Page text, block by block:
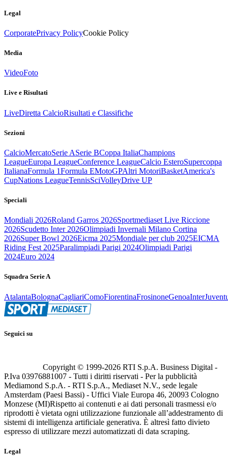
Legal
CorporatePrivacy PolicyCookie Policy
Media
VideoFoto
Live e Risultati
LiveDiretta CalcioRisultati e Classifiche
Sezioni
CalcioMercatoSerie ASerie BCoppa ItaliaChampions
LeagueEuropa LeagueConference LeagueCalcio EsteroSupercoppa
ItalianaFormula 1Formula EMotoGPAltri MotoriBasketAmerica's
CupNations LeagueTennisSciVolleyDrive UP
Speciali
Mondiali 2026Roland Garros 2026Sportmediaset Live Riccione
2026Scudetto Inter 2026Olimpiadi Invernali Milano Cortina
2026Super Bowl 2026Eicma 2025Mondiale per club 2025EICMA
Riding Fest 2025Paralimpiadi Parigi 2024Olimpiadi Parigi
2024Euro 2024
Squadra Serie A
AtalantaBolognaCagliariComoFiorentinaFrosinoneGenoaInter
Seguici su
Copyright © 1999-2026 RTI S.p.A. Business Digital -
P.Iva 03976881007 - Tutti i diritti riservati - Per la pubblicità
Mediamond S.p.A. - RTI S.p.A., Mediaset N.V., sede legale
Amsterdam (Paesi Bassi) - Uffici Viale Europa 46, 20093 Cologno
Monzese (MI)Rispetto ai contenuti e ai dati personali trasmessi e/o
riprodotti è vietata ogni utilizzazione funzionale all’addestramento di
sistemi di intelligenza artificiale generativa. È altresì fatto divieto
espresso di utilizzare mezzi automatizzati di data scraping.
Legal